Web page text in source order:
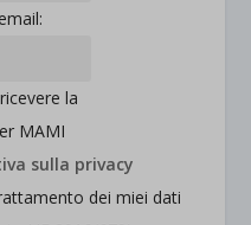
la
MAMI
sulla privacy
dei miei dati